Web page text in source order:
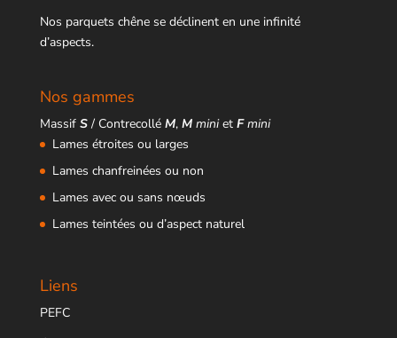
Nos parquets chêne se déclinent en une infinité
d’aspects.
Nos gammes
Massif S/ Contrecollé M, M miniet Fmini
Lames étroites ou larges
Lames chanfreinées ou non
Lames avec ou sans nœuds
Lames teintées ou d’aspect naturel
Liens
PEFC